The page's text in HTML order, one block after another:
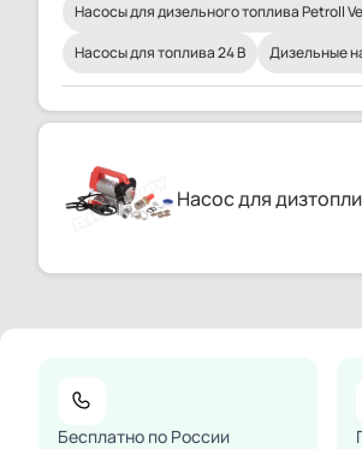
Насосы для дизельного топлива Petroll
Насосы для топлива 24 В
Дизельные
Насос для
Бесплатно по России